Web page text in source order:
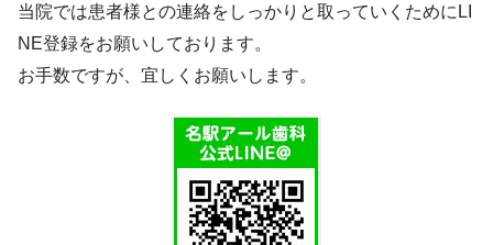
当院では患者様との連絡をしっかりと取っていくためにLI
NE登録をお願いしております。
お手数ですが、宜しくお願いします。